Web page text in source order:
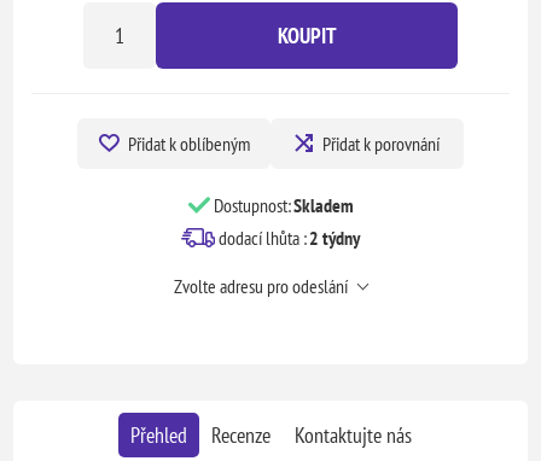
KOUPIT
Přidat k oblíbeným Přidat k porovnání
Dostupnost:Skladem
dodací lhůta :2 týdny
Zvolte adresu pro odeslání
Přehled Recenze Kontaktujte nás